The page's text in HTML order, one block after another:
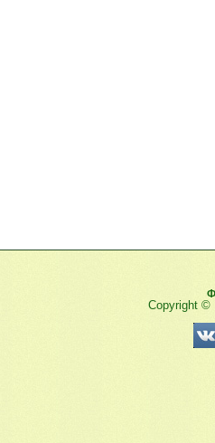
Copyright ©